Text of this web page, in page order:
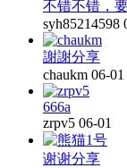
不错不错，
syh85214598
謝謝分享
chaukm 06-01
666a
zrpv5 06-01
谢谢分享